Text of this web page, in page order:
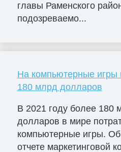
главы Раменского
подозреваемо...
На компьютерные игры
180 млрд долларов
В 2021 году более 180
долларов в мире
компьютерные игры. Об
отчете маркетинговой